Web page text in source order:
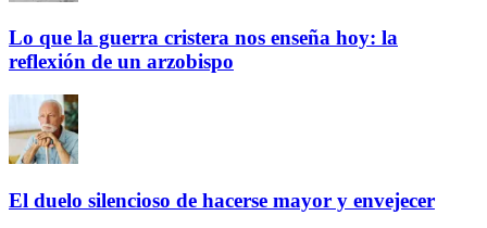
Lo que la guerra cristera nos enseña hoy: la
reflexión de un arzobispo
El duelo silencioso de hacerse mayor y envejecer